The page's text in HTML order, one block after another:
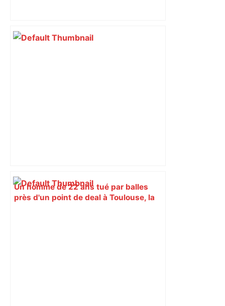
Un homme de 22 ans tué par balles
près d'un point de deal à Toulouse, la